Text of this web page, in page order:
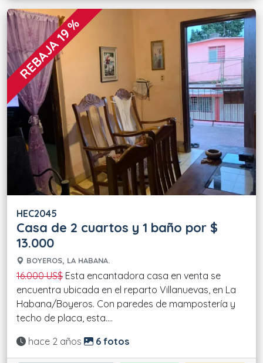
REBAJA 19 %
HEC2045
Casa de 2 cuartos y 1 baño por $
13.000
BOYEROS, LA HABANA.
16.000 US$ Esta encantadora casa en venta se
encuentra ubicada en el reparto Villanuevas, en La
Habana/Boyeros. Con paredes de mampostería y
techo de placa, esta....
Actualizado:
hace 2 años 6 fotos